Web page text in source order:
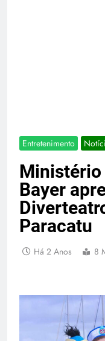
Entretenimento
Ministério
Bayer
Paracatu
Há 2 Anos 8